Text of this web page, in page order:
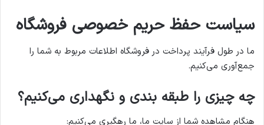
سیاست حفظ حریم خصوصی فروشگاه
ما در طول فرآیند پرداخت در فروشگاه اطلاعات مربوط به شما را
جمع‌آوری می‌کنیم.
چه چیزی را طبقه بندی و نگهداری می‌کنیم؟
هنگام مشاهده شما از سایت ما، ما رهگیری می‌کنیم: